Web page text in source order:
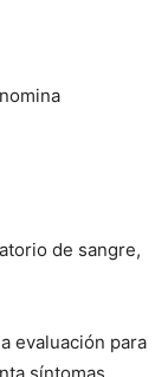
de sangre,
evaluación para
síntomas